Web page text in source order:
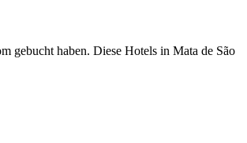
gebucht haben. Diese Hotels in Mata de São